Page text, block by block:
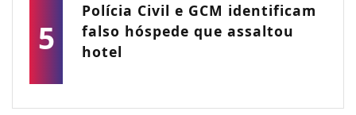
5
Polícia Civil e GCM identificam
falso hóspede que assaltou
hotel